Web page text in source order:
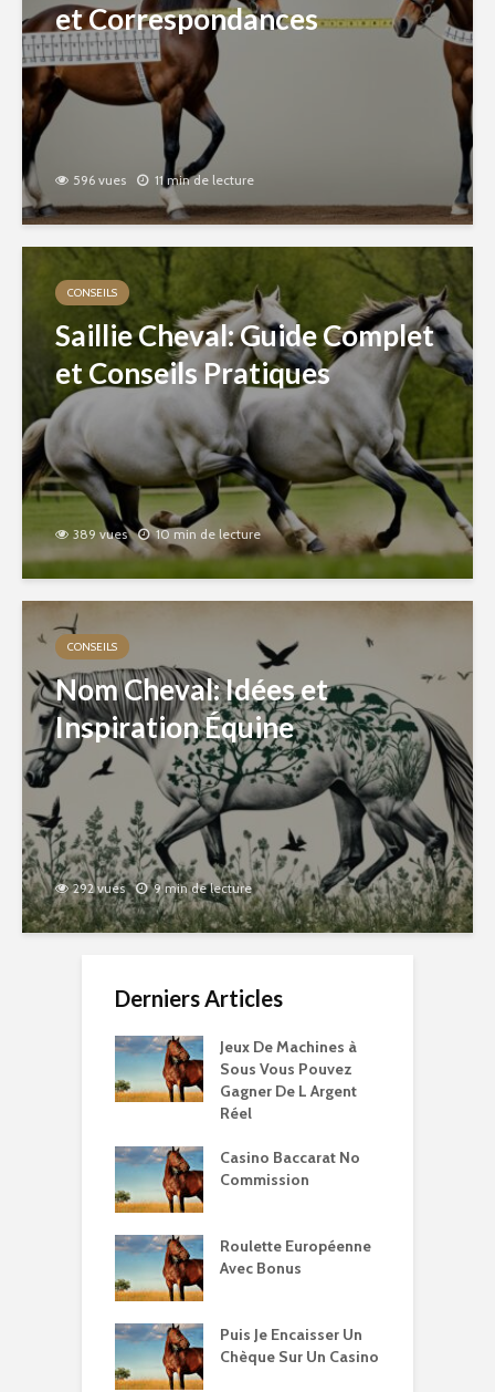
et Correspondances
596 vues 11 min de lecture
CONSEILS
Saillie Cheval: Guide Complet
et Conseils Pratiques
389 vues 10 min de lecture
CONSEILS
Nom Cheval: Idées et
Inspiration Équine
292 vues 9 min de lecture
Derniers Articles
Jeux De Machines à
Sous Vous Pouvez
Gagner De L Argent
Réel
Casino Baccarat No
Commission
Roulette Européenne
Avec Bonus
Puis Je Encaisser Un
Chèque Sur Un Casino